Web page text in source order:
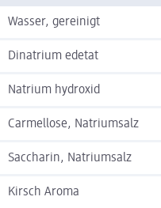
Wasser, gereinigt
Dinatrium edetat
Natrium hydroxid
Carmellose, Natriumsalz
Saccharin, Natriumsalz
Kirsch Aroma